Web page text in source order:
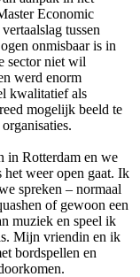
Economic
tussen
onmisbaar is in
sector niet wil
werd enorm
kwalitatief als
mogelijk beeld te
in Rotterdam en we
het weer open gaat. Ik
spreken – normaal
of gewoon een
muziek en speel ik
Mijn vriendin en ik
bordspellen en